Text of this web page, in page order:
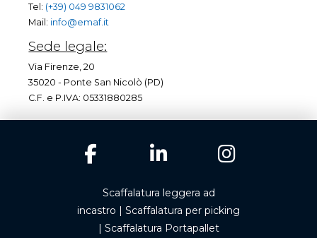
Tel: (+39) 049 9831062
Mail: info@emaf.it
Sede legale:
Via Firenze, 20
35020 - Ponte San Nicolò (PD)
C.F. e P.IVA: 05331880285
Scaffalatura leggera ad
incastro | Scaffalatura per picking
| Scaffalatura Portapallet